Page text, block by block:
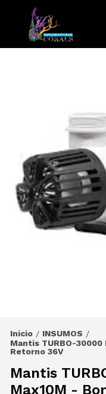
Inicio / INSUMOS /
Mantis TURBO-
Retorno 36V
Mantis
Max10M -